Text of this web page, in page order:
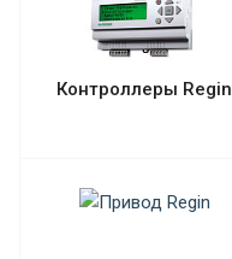
Контроллеры Regin